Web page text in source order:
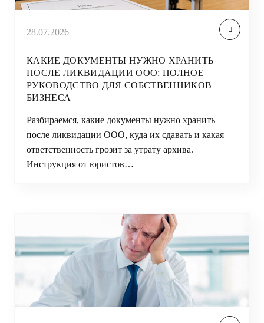
28.07.2026
КАКИЕ ДОКУМЕНТЫ НУЖНО ХРАНИТЬ
ПОСЛЕ ЛИКВИДАЦИИ ООО: ПОЛНОЕ
РУКОВОДСТВО ДЛЯ СОБСТВЕННИКОВ
БИЗНЕСА
Разбираемся, какие документы нужно хранить
после ликвидации ООО, куда их сдавать и какая
ответственность грозит за утрату архива.
Инструкция от юристов…